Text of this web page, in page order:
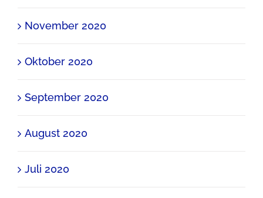
November 2020
Oktober 2020
September 2020
August 2020
Juli 2020